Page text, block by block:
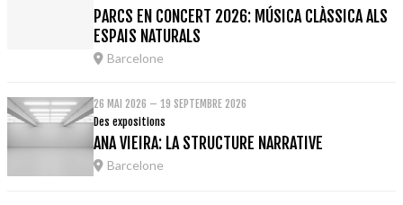
PARCS EN CONCERT 2026: MÚSICA CLÀSSICA ALS
ESPAIS NATURALS
Barcelone
26 MAI 2026 – 19 SEPTEMBRE 2026
Des expositions
ANA VIEIRA: LA STRUCTURE NARRATIVE
Barcelone